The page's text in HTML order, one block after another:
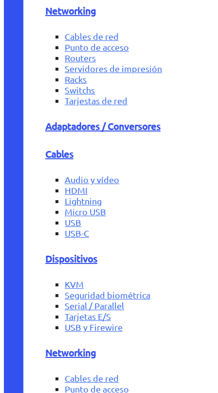
Networking
Cables de red
Punto de acceso
Routers
Servidores de impresión
Racks
Switchs
Tarjestas de red
Adaptadores / Conversores
Cables
Audio y vídeo
HDMI
Lightning
Micro USB
USB
USB-C
Dispositivos
KVM
Seguridad biométrica
Serial / Parallel
Tarjetas E/S
USB y Firewire
Networking
Cables de red
Punto de acceso